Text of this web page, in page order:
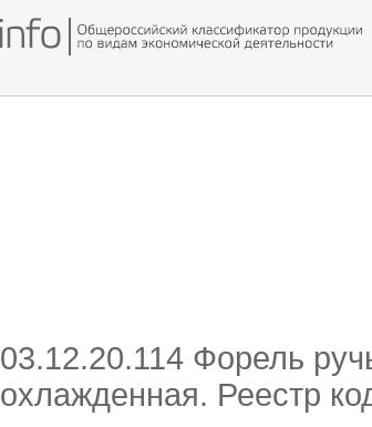
03.12.20.114 Форель
охлажденная. Реестр